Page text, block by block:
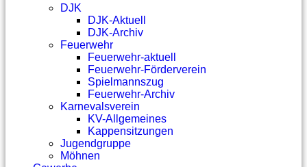
DJK
DJK-Aktuell
DJK-Archiv
Feuerwehr
Feuerwehr-aktuell
Feuerwehr-Förderverein
Spielmannszug
Feuerwehr-Archiv
Karnevalsverein
KV-Allgemeines
Kappensitzungen
Jugendgruppe
Möhnen